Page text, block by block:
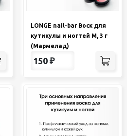
LONGE nail-bar Воск для
кутикулы и ногтей М, 3 г
(Мармелад)
150 ₽